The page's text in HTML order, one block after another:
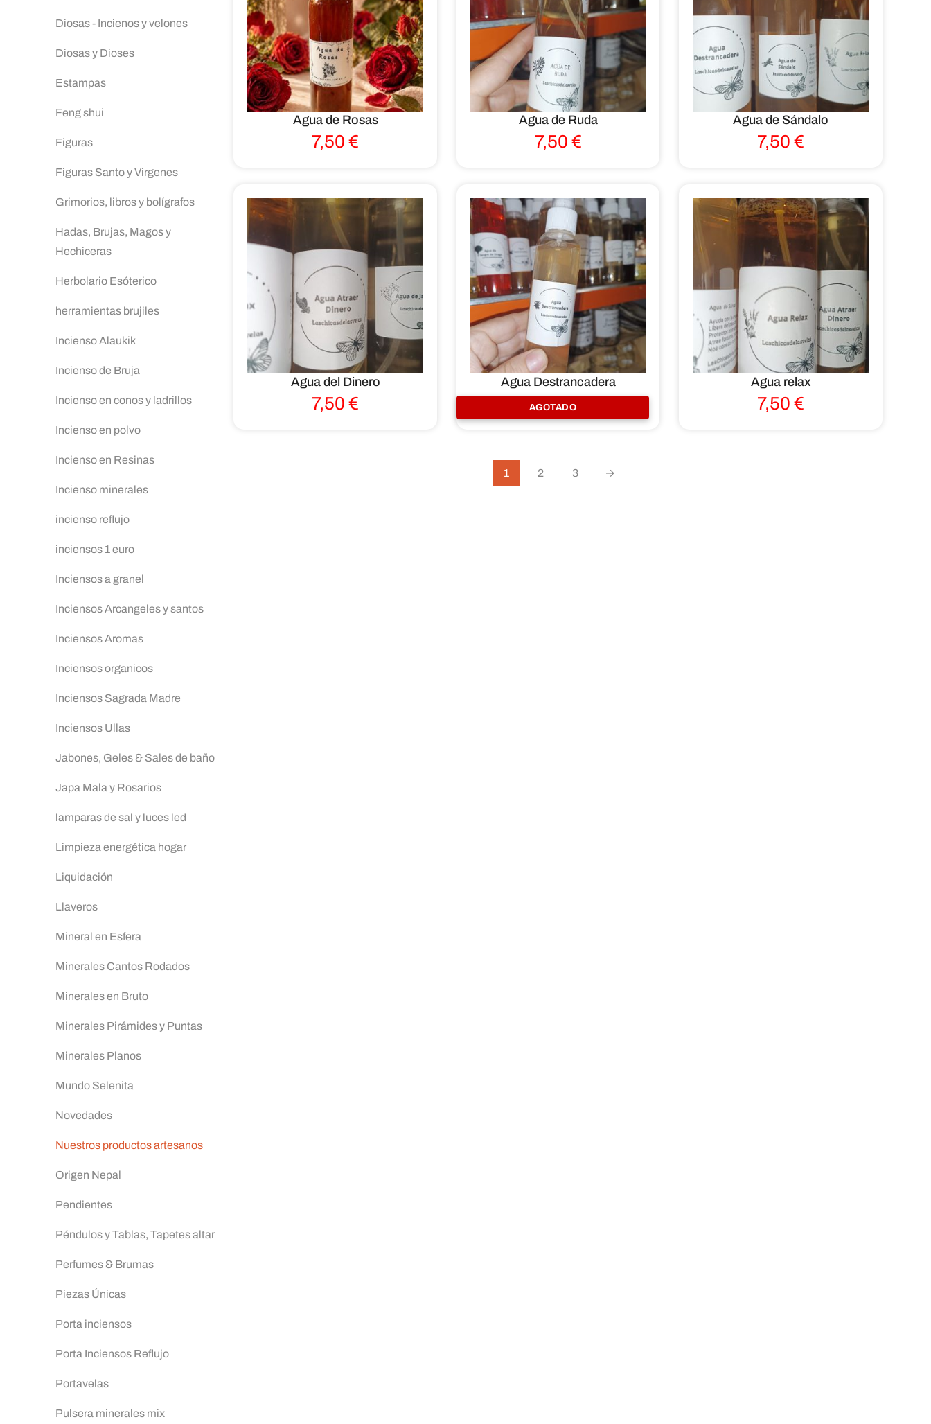
Diosas - Incienos y velones
Diosas y Dioses
Estampas
Feng shui
Figuras
Figuras Santo y Virgenes
Grimorios, libros y bolígrafos
Hadas, Brujas, Magos y
Hechiceras
Herbolario Esóterico
herramientas brujiles
Incienso Alaukik
Incienso de Bruja
Incienso en conos y ladrillos
Incienso en polvo
Incienso en Resinas
Incienso minerales
incienso reflujo
inciensos 1 euro
Inciensos a granel
Inciensos Arcangeles y santos
Inciensos Aromas
Inciensos organicos
Inciensos Sagrada Madre
Inciensos Ullas
Jabones, Geles & Sales de baño
Japa Mala y Rosarios
lamparas de sal y luces led
Limpieza energética hogar
Liquidación
Llaveros
Mineral en Esfera
Minerales Cantos Rodados
Minerales en Bruto
Minerales Pirámides y Puntas
Minerales Planos
Mundo Selenita
Novedades
Nuestros productos artesanos
Origen Nepal
Pendientes
Péndulos y Tablas, Tapetes altar
Perfumes & Brumas
Piezas Únicas
Porta inciensos
Porta Inciensos Reflujo
Portavelas
Pulsera minerales mix
Agua de Rosas
7,50€
Agua de Ruda
7,50 €
Agua de Sándalo
7,50€
Agua del Dinero
7,50€ AGOTADO
Agua Destrancadera
7,50€
Agua relax
7,50€
1 2 3 →